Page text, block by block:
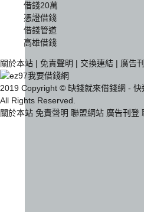
借錢20萬
憑證借錢
借錢管道
高雄借錢
關於本站 | 免責聲明 | 交換連結 | 廣告
2019 Copyright © 缺錢就來借錢網 - 快
All Rights Reserved.
關於本站 免責聲明 聯盟網站 廣告刊登